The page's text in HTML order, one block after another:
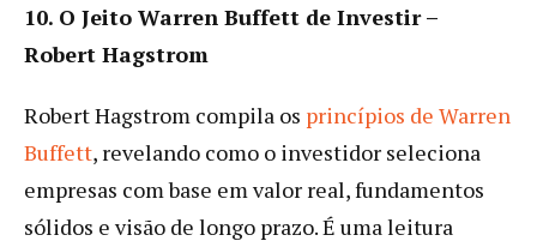
10. O Jeito Warren Buffett de Investir –
Robert Hagstrom
Robert Hagstrom compila os princípios de Warren
Buffett, revelando como o investidor seleciona
empresas com base em valor real, fundamentos
sólidos e visão de longo prazo. É uma leitura